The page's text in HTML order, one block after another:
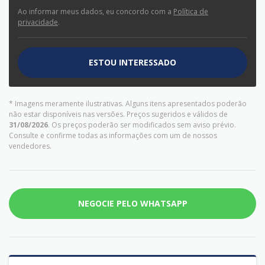
Ao informar meus dados, eu concordo com a Política de
privacidade.
ESTOU INTERESSADO
* Imagens meramente ilustrativas. Alguns itens apresentados poderão
não estar disponíveis nas versões. Preços sugeridos e válidos de
31/08/2026. Os preços poderão ser modificados sem aviso prévio.
Consulte e confirme todas as informações com um de nossos
vendedores.
NEGOCIE PELO WHATSAPP